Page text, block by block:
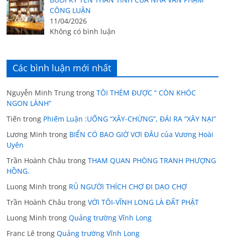
CÔNG LUẬN
11/04/2026
Không có bình luận
Các bình luận mới nhất
Nguyễn Minh Trung trongTÔI THÈM ĐƯỢC “ CÒN KHÓC
NGON LÀNH”
Tiến trong Phiếm Luận :UỐNG “XÂY-CHỪNG”, ĐÁI RA “XÂY NẠI”
Lương Minh trong BIỂN CÓ BAO GIỜ VƠI ĐÂU của Vương Hoài
Uyên
Trần Hoành Châu trongTHAM QUAN PHÒNG TRANH PHƯỢNG
HỒNG.
Luong Minh trong RỦ NGƯỜI THÍCH CHỢ ĐI DẠO CHỢ
Trần Hoành Châu trongVỚI TÔI-VĨNH LONG LÀ ĐẤT PHẬT
Luong Minh trongQuảng trường Vĩnh Long
Franc Lê trongQuảng trường Vĩnh Long